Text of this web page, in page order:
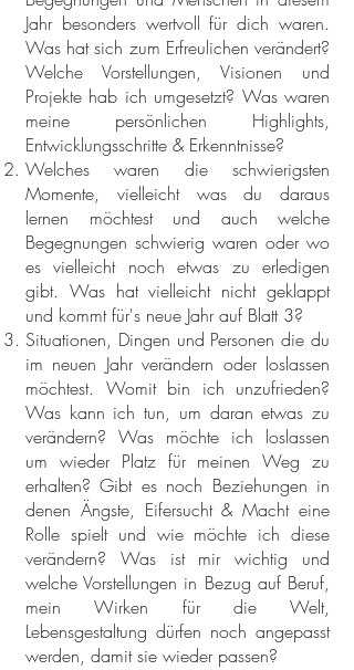
Jahr besonders wertvoll für dich waren.
Was hat sich zum Erfreulichen verändert?
Welche Vorstellungen, Visionen und
Projekte hab ich umgesetzt? Was waren
meine persönlichen Highlights,
Entwicklungsschritte & Erkenntnisse?
Welches waren die schwierigsten
Momente, vielleicht was du daraus
lernen möchtest und auch welche
Begegnungen schwierig waren oder wo
es vielleicht noch etwas zu erledigen
gibt. Was hat vielleicht nicht geklappt
und kommt für's neue Jahr auf Blatt 3?
Situationen, Dingen und Personen die du
im neuen Jahr verändern oder loslassen
möchtest. Womit bin ich unzufrieden?
Was kann ich tun, um daran etwas zu
verändern? Was möchte ich loslassen
um wieder Platz für meinen Weg zu
erhalten? Gibt es noch Beziehungen in
denen Ängste, Eifersucht & Macht eine
Rolle spielt und wie möchte ich diese
verändern? Was ist mir wichtig und
welche Vorstellungen in Bezug auf Beruf,
mein Wirken für die Welt,
Lebensgestaltung dürfen noch angepasst
werden, damit sie wieder passen?